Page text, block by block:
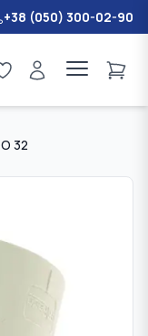
+38 (050) 300-02-90
32